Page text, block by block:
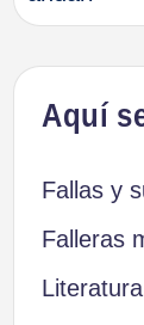
Aquí
Fallas y
Falleras